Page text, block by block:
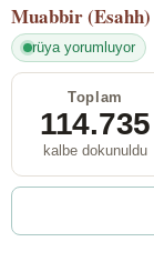
Muabbir (Esahh)
rüya yorumluyor
Toplam
114.735
kalbe dokunuldu